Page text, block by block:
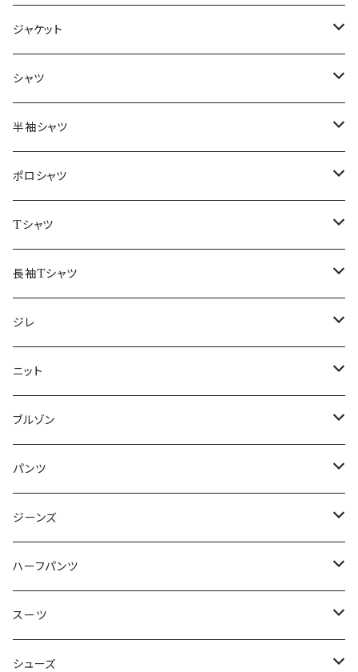
ジャケット
～44/S
46/M
48/L
50/XL～
シャツ
～44/S
46/M
48/L
50/XL～
半袖シャツ
～44/S
46/M
48/L
50/XL～
ポロシャツ
～44/S
46/M
48/L
50/XL～
Tシャツ
～44/S
46/M
48/L
50/XL～
長袖Tシャツ
～44/S
46/M
48/L
50/XL～
ジレ
～44/S
46/M
48/L
50/XL～
ニット
～44/S
46/M
48/L
50/XL～
ブルゾン
～44/S
46/M
48/L
50/XL～
パンツ
～44/S
46/M
48/L
50/XL～
ジーンズ
～44/S
46/M
48/L
ハーフパンツ
～44/S
46/M
スーツ
～44/S
シューズ